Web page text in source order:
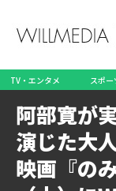
TV・エンタメ スポー
阿部寛が
演じた大
映画『の